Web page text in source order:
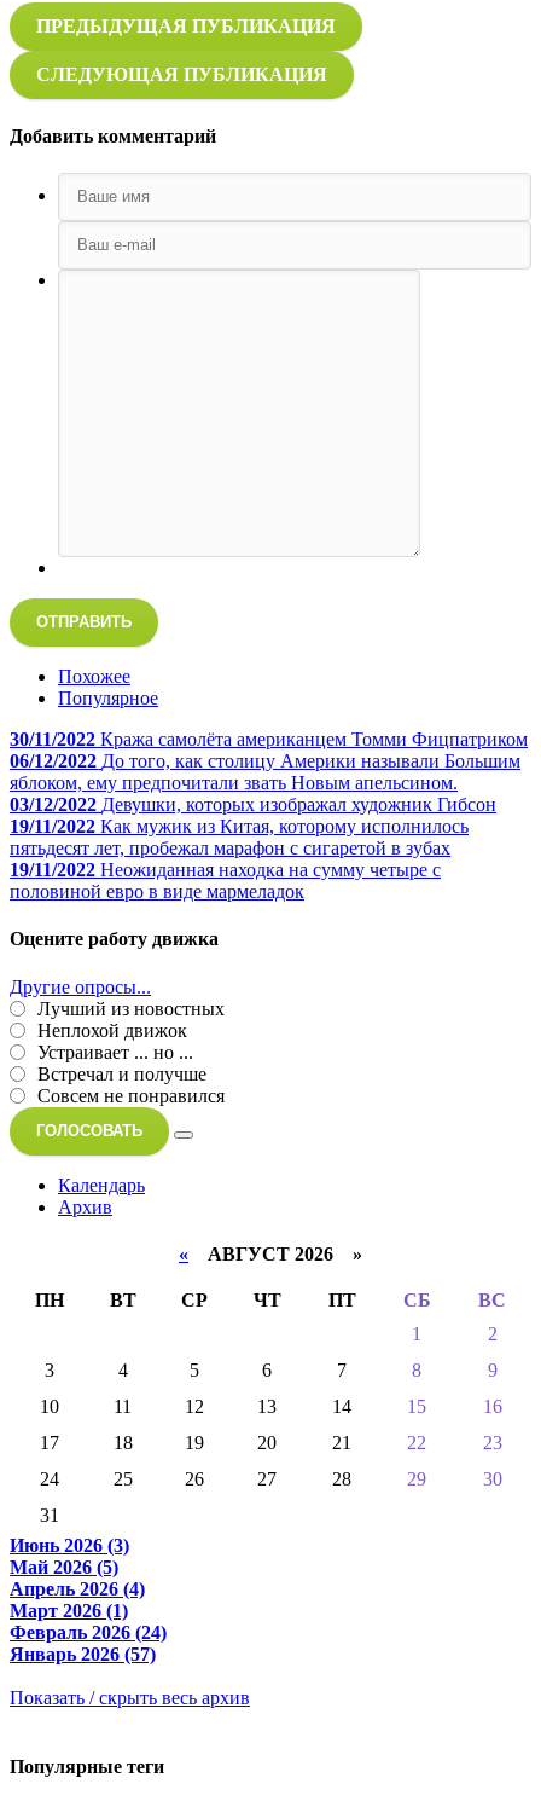
ПРЕДЫДУЩАЯ ПУБЛИКАЦИЯ
СЛЕДУЮЩАЯ ПУБЛИКАЦИЯ
Добавить комментарий
ОТПРАВИТЬ
Похожее
Популярное
30/11/2022 Кража самолёта американцем Томми Фицпатриком
06/12/2022 До того, как столицу Америки называли Большим
яблоком, ему предпочитали звать Новым апельсином.
03/12/2022 Девушки, которых изображал художник Гибсон
19/11/2022 Как мужик из Китая, которому исполнилось
пятьдесят лет, пробежал марафон с сигаретой в зубах
19/11/2022 Неожиданная находка на сумму четыре с
половиной евро в виде мармеладок
Оцените работу движка
Другие опросы...
Лучший из новостных
Неплохой движок
Устраивает ... но ...
Встречал и получше
Совсем не понравился
ГОЛОСОВАТЬ
Календарь
Архив
« АВГУСТ 2026 »
ПН ВТ СР ЧТ ПТ СБ
ВС
1
2
3
4 5 6 7 8
9
10
11 12 13 14 15
16
17
18 19 20 21 22
23
24
25 26 27 28 29
30
31
Июнь 2026 (3)
Май 2026 (5)
Апрель 2026 (4)
Март 2026 (1)
Февраль 2026 (24)
Январь 2026 (57)
Показать / скрыть весь архив
Популярные теги